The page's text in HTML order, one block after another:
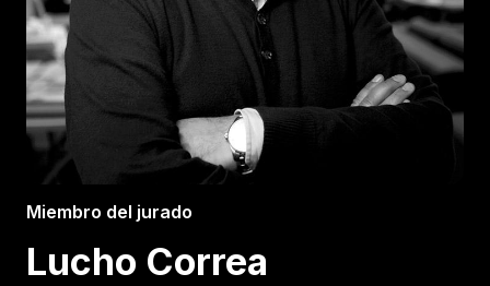
Miembro del jurado
Lucho Correa